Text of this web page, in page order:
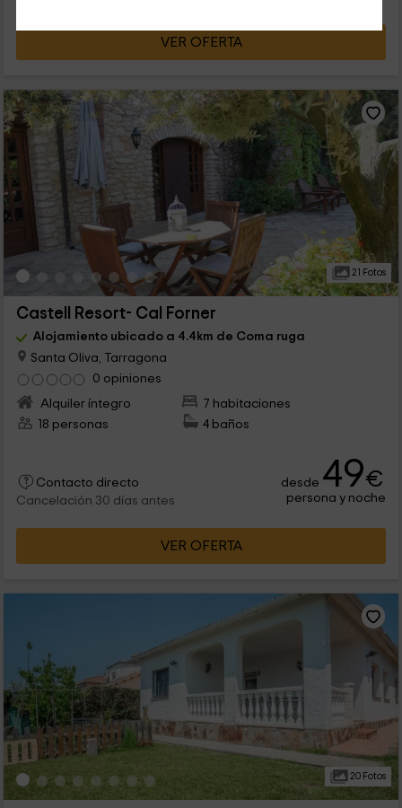
VER OFERTA
21 Fotos
Castell Resort- Cal Forner
Alojamiento ubicado a 4.4km de Coma ruga
Santa Oliva, Tarragona
0 opiniones
Alquiler íntegro
7 habitaciones
18 personas
4 baños
Contacto directo
Cancelación 30 días antes
desde 49€
persona y noche
VER OFERTA
20 Fotos